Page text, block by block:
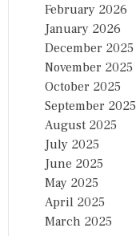
February 2026
January 2026
December 2025
November 2025
October 2025
September 2025
August 2025
July 2025
June 2025
May 2025
April 2025
March 2025